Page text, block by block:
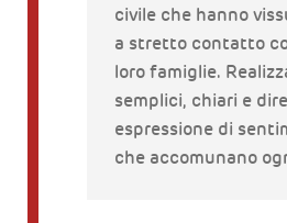
civile che hanno
a stretto contatto
loro famiglie.
semplici, chiari e
espressione di
che accomunano